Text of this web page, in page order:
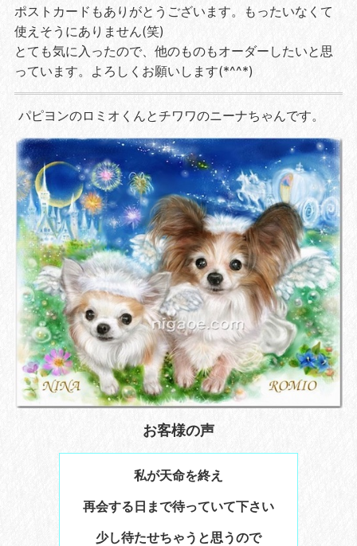
ポストカードもありがとうございます。もったいなくて
使えそうにありません(笑)
とても気に入ったので、他のものもオーダーしたいと思
っています。よろしくお願いします(*^^*)
パピヨンのロミオくんとチワワのニーナちゃんです。
お客様の声
私が天命を終え
再会する日まで待っていて下さい
少し待たせちゃうと思うので